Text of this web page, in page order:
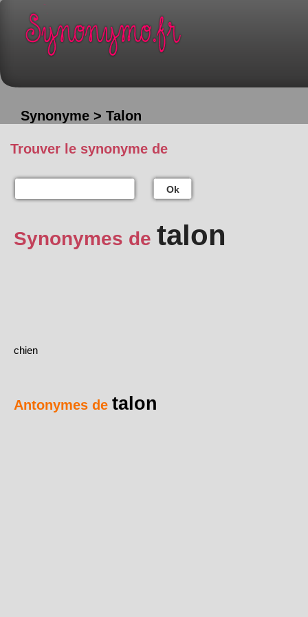
Synonyme > Talon
Trouver le synonyme de
Ok
Synonymes de talon
chien
Antonymes de talon